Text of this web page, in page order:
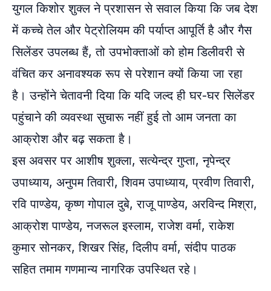
युगल किशोर शुक्ल ने प्रशासन से सवाल किया कि जब देश
में कच्चे तेल और पेट्रोलियम की पर्याप्त आपूर्ति है और गैस
सिलेंडर उपलब्ध हैं, तो उपभोक्ताओं को होम डिलीवरी से
वंचित कर अनावश्यक रूप से परेशान क्यों किया जा रहा
है। उन्होंने चेतावनी दिया कि यदि जल्द ही घर-घर सिलेंडर
पहुंचाने की व्यवस्था सुचारू नहीं हुई तो आम जनता का
आक्रोश और बढ़ सकता है।
इस अवसर पर आशीष शुक्ला, सत्येन्द्र गुप्ता, नृपेन्द्र
उपाध्याय, अनुपम तिवारी, शिवम उपाध्याय, प्रवीण तिवारी,
रवि पाण्डेय, कृष्ण गोपाल दुबे, राजू पाण्डेय, अरविन्द मिश्रा,
आक्रोश पाण्डेय, नजरूल इस्लाम, राजेश वर्मा, राकेश
कुमार सोनकर, शिखर सिंह, दिलीप वर्मा, संदीप पाठक
सहित तमाम गणमान्य नागरिक उपस्थित रहे।